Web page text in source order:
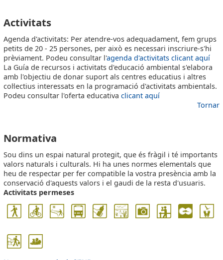
Activitats
Agenda d'activitats: Per atendre-vos adequadament, fem grups
petits de 20 - 25 persones, per això es necessari inscriure-s'hi
prèviament. Podeu consultar l'agenda d'activitats clicant aquí
La Guía de recursos i activitats d'educació ambiental s'elabora
amb l'objectiu de donar suport als centres educatius i altres
col·lectius interessats en la programació d'activitats ambientals.
Podeu consultar l'oferta educativaclicant aquí
Tornar
Normativa
Sou dins un espai natural protegit, que és fràgil i té importants
valors naturals i culturals. Hi ha unes normes elementals que
heu de respectar per fer compatible la vostra presència amb la
conservació d'aquests valors i el gaudi de la resta d'usuaris.
Activitats permeses